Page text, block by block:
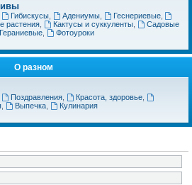
Гибискусы, Адениумы, Геснериевые,
растения
Кактусы и суккуленты,
Садовые
Гераниевые,
Фотоуроки
О разном
Поздравления, Красота, здоровье,
Выпечка,
Кулинария